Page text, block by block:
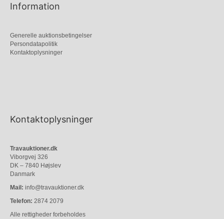
Information
Generelle auktionsbetingelser
Persondatapolitik
Kontaktoplysninger
Kontaktoplysninger
Travauktioner.dk
Viborgvej 326
DK – 7840 Højslev
Danmark
Mail: info@travauktioner.dk
Telefon: 2874 2079
Alle rettigheder forbeholdes